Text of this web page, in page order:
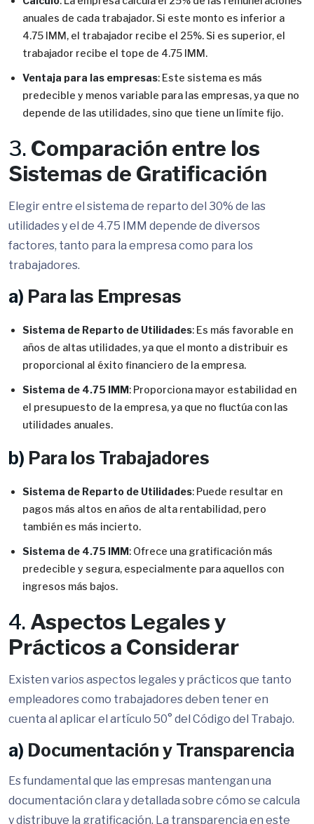
anuales de cada trabajador. Si este monto es inferior a
4.75 IMM, el trabajador recibe el 25%. Si es superior, el
trabajador recibe el tope de 4.75 IMM.
Ventaja para las empresas: Este sistema es más
predecible y menos variable para las empresas, ya que no
depende de las utilidades, sino que tiene un límite fijo.
3. Comparación entre los
Sistemas de Gratificación
Elegir entre el sistema de reparto del 30% de las
utilidades y el de 4.75 IMM depende de diversos
factores, tanto para la empresa como para los
trabajadores.
a) Para las Empresas
Sistema de Reparto de Utilidades: Es más favorable en
años de altas utilidades, ya que el monto a distribuir es
proporcional al éxito financiero de la empresa.
Sistema de 4.75 IMM: Proporciona mayor estabilidad en
el presupuesto de la empresa, ya que no fluctúa con las
utilidades anuales.
b) Para los Trabajadores
Sistema de Reparto de Utilidades: Puede resultar en
pagos más altos en años de alta rentabilidad, pero
también es más incierto.
Sistema de 4.75 IMM: Ofrece una gratificación más
predecible y segura, especialmente para aquellos con
ingresos más bajos.
4. Aspectos Legales y
Prácticos a Considerar
Existen varios aspectos legales y prácticos que tanto
empleadores como trabajadores deben tener en
cuenta al aplicar el artículo 50° del Código del Trabajo.
a) Documentación y Transparencia
Es fundamental que las empresas mantengan una
documentación clara y detallada sobre cómo se calcula
y distribuye la gratificación. La transparencia en este